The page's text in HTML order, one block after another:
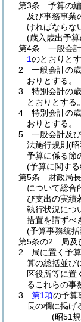
第3条
予算の
及び事務事業
ければならな
(歳入歳出予
第4条
一般会
1のとおりとす
2
一般会計の
おりとする。
3
特別会計の
とおりとする。
4
特別会計の
おりとする。
5
一般会計及
法施行規則 (
予算に係る節
(予算に関す
第5条
財政局
について総合
び支出の実績
執行状況につ
措置を講ずべ
(予算事務統
第5条の2
局及
2
局に置く予
算の総括並び
区役所等に置
るこれらの事
3
第1項の予算
長の欄に掲げ
(昭51